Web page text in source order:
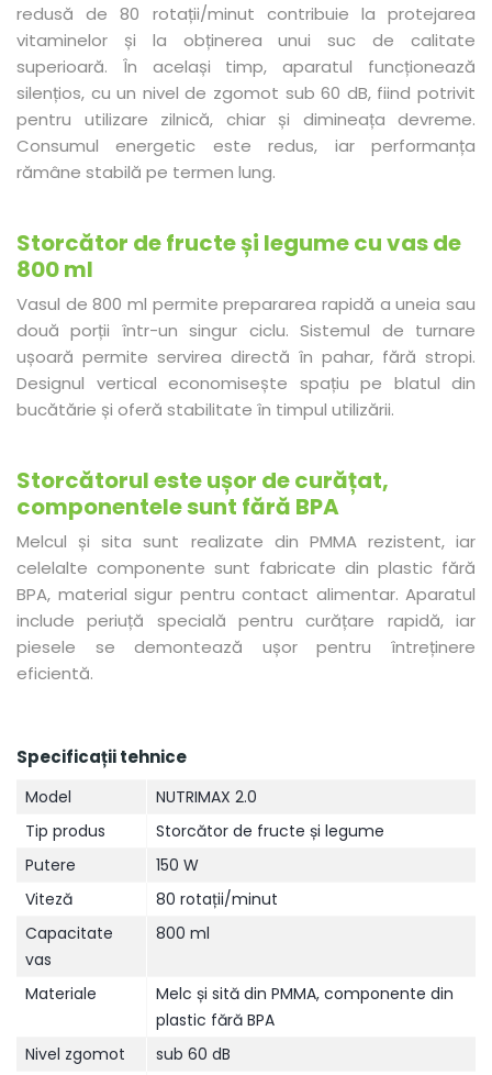
redusă de 80 rotații/minut contribuie la protejarea
vitaminelor și la obținerea unui suc de calitate
superioară. În același timp, aparatul funcționează
silențios, cu un nivel de zgomot sub 60 dB, fiind potrivit
pentru utilizare zilnică, chiar și dimineața devreme.
Consumul energetic este redus, iar performanța
rămâne stabilă pe termen lung.
Storcător de fructe și legume cu vas de
800 ml
Vasul de 800 ml permite prepararea rapidă a uneia sau
două porții într-un singur ciclu. Sistemul de turnare
ușoară permite servirea directă în pahar, fără stropi.
Designul vertical economisește spațiu pe blatul din
bucătărie și oferă stabilitate în timpul utilizării.
Storcătorul este ușor de curățat,
componentele sunt fără BPA
Melcul și sita sunt realizate din PMMA rezistent, iar
celelalte componente sunt fabricate din plastic fără
BPA, material sigur pentru contact alimentar. Aparatul
include periuță specială pentru curățare rapidă, iar
piesele se demontează ușor pentru întreținere
eficientă.
Specificații tehnice
Model
NUTRIMAX 2.0
Tip produs
Storcător de fructe și legume
Putere
150 W
Viteză
80 rotații/minut
Capacitate
vas
800 ml
Materiale
Melc și sită din PMMA, componente din
plastic fără BPA
Nivel zgomot
sub 60 dB